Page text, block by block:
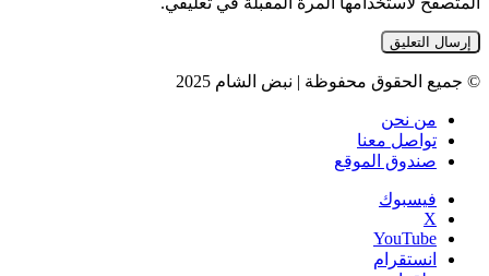
© جميع الحقوق محفوظة | نبض الشام 2025
من نحن
تواصل معنا
صندوق الموقع
فيسبوك
‫X
‫YouTube
انستقرام